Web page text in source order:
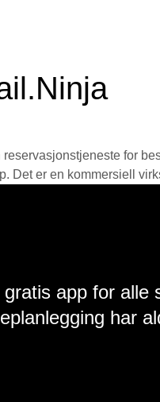
for
Det er en kommersiell
gratis app for
har